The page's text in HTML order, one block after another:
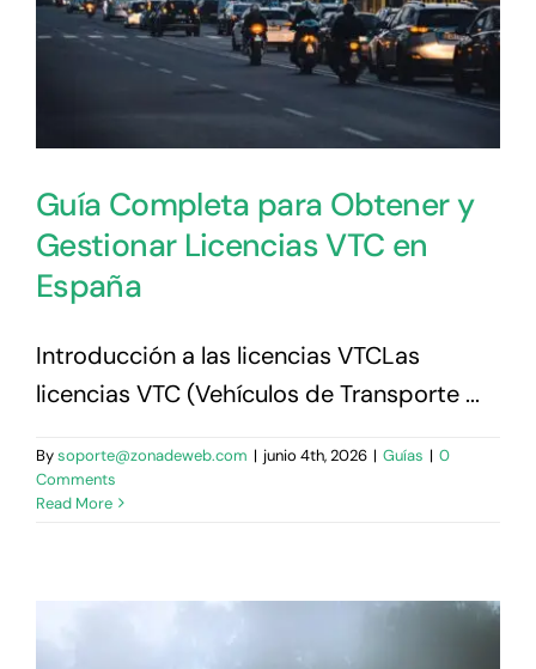
Precio
Blog
Guía Completa para Obtener y
Gestionar Licencias VTC en
España
Introducción a las licencias VTCLas
licencias VTC (Vehículos de Transporte ...
Bysoporte@zonadeweb.com | junio 4th, 2026 | Guías | 0
Comments
Read More